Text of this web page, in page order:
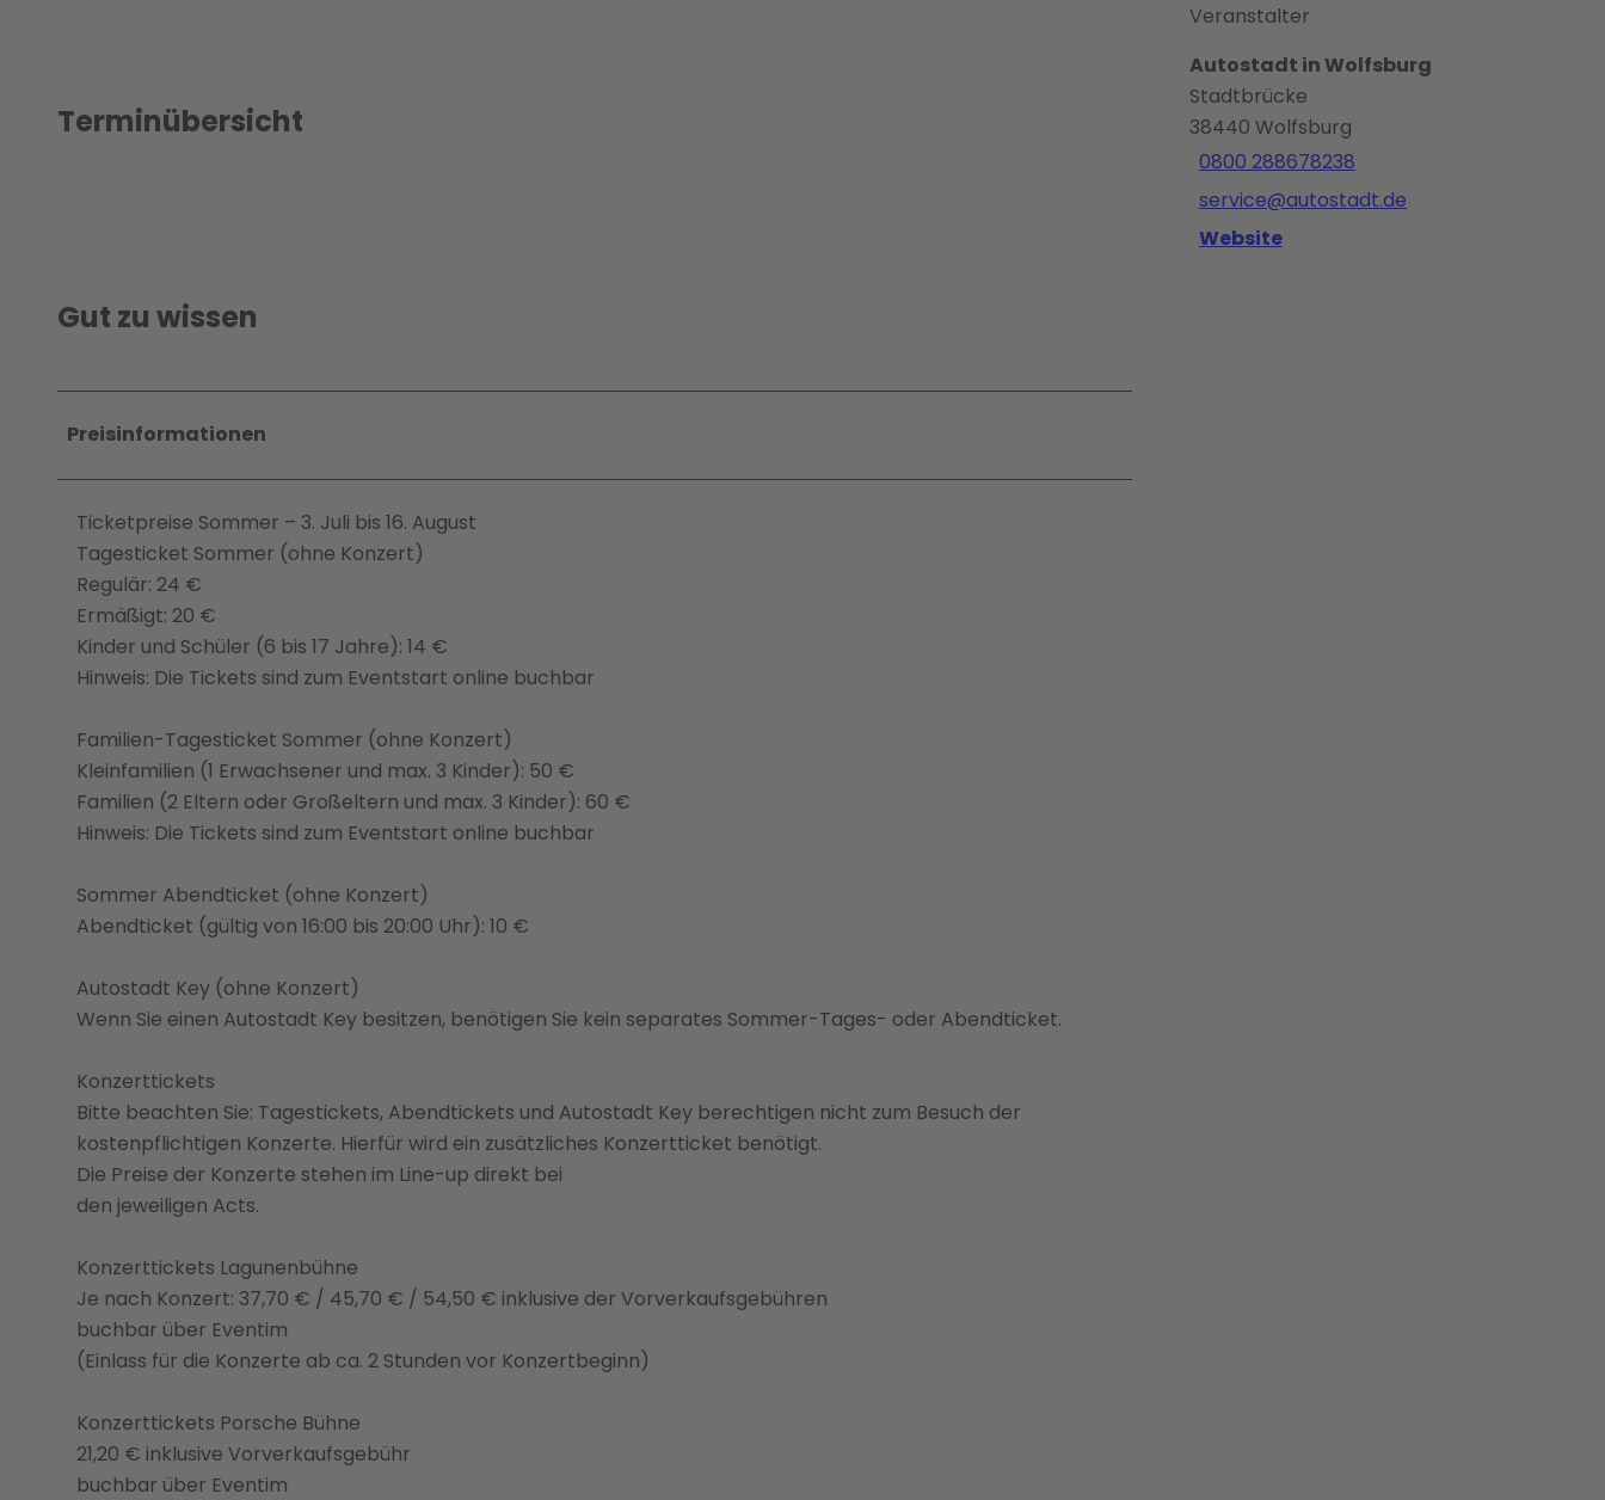
Terminübersicht
Gut zu wissen
Preisinformationen
Ticketpreise Sommer – 3. Juli bis 16. August
Tagesticket Sommer (ohne Konzert)
Regulär: 24 €
Ermäßigt: 20 €
Kinder und Schüler (6 bis 17 Jahre): 14 €
Hinweis: Die Tickets sind zum Eventstart online buchbar
Familien-Tagesticket Sommer (ohne Konzert)
Kleinfamilien (1 Erwachsener und max. 3 Kinder): 50 €
Familien (2 Eltern oder Großeltern und max. 3 Kinder): 60 €
Hinweis: Die Tickets sind zum Eventstart online buchbar
Sommer Abendticket (ohne Konzert)
Abendticket (gültig von 16:00 bis 20:00 Uhr): 10 €
Autostadt Key (ohne Konzert)
Wenn Sie einen Autostadt Key besitzen, benötigen Sie kein separates Sommer-Tages- oder Abendticket.
Konzerttickets
Bitte beachten Sie: Tagestickets, Abendtickets und Autostadt Key berechtigen nicht zum Besuch der
kostenpflichtigen Konzerte. Hierfür wird ein zusätzliches Konzertticket benötigt.
Die Preise der Konzerte stehen im Line-up direkt bei
den jeweiligen Acts.
Konzerttickets Lagunenbühne
Je nach Konzert: 37,70 € / 45,70 € / 54,50 € inklusive der Vorverkaufsgebühren
buchbar über Eventim
(Einlass für die Konzerte ab ca. 2 Stunden vor Konzertbeginn)
Konzerttickets Porsche Bühne
21,20 € inklusive Vorverkaufsgebühr
buchbar über Eventim
Veranstalter
Autostadt in Wolfsburg
Stadtbrücke
38440 Wolfsburg
0800 288678238
service@autostadt.de
Website